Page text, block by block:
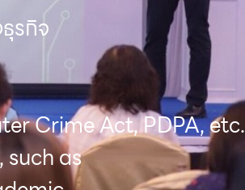
รกิจ
Crime Act, PDPA, etc.
as